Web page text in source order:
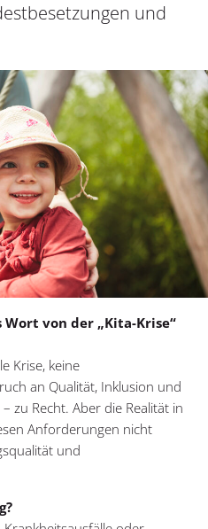
und
von der „Kita-Krise“
Krise, keine
an Qualität, Inklusion und
zu Recht. Aber die Realität in
Anforderungen nicht
und